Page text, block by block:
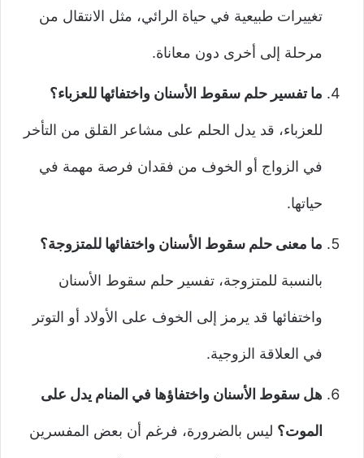
تغييرات طبيعية في حياة الرائي، مثل الانتقال من
مرحلة إلى أخرى دون معاناة.
ما تفسير حلم سقوط الأسنان واختفائها للعزباء؟
للعزباء، قد يدل الحلم على مشاعر القلق من التأخر
في الزواج أو الخوف من فقدان فرصة مهمة في
حياتها.
ما معنى حلم سقوط الأسنان واختفائها للمتزوجة؟
بالنسبة للمتزوجة، تفسير حلم سقوط الأسنان
واختفائها قد يرمز إلى الخوف على الأولاد أو التوتر
في العلاقة الزوجية.
هل سقوط الأسنان واختفاؤها في المنام يدل على
الموت؟ ليس بالضرورة، فرغم أن بعض المفسرين